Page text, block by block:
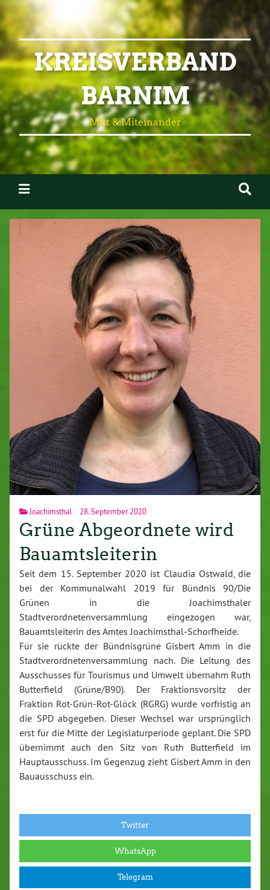
KREISVERBAND
BARNIM
Mut & Miteinander
Joachimsthal 28. September 2020
Grüne Abgeordnete wird
Bauamtsleiterin
Seit dem 15. September 2020 ist Claudia Ostwald, die
bei der Kommunalwahl 2019 für Bündnis 90/Die
Grünen in die Joachimsthaler
Stadtverordnetenversammlung eingezogen war,
Bauamtsleiterin des Amtes Joachimsthal-Schorfheide.
Für sie rückte der Bündnisgrüne Gisbert Amm in die
Stadtverordnetenversammlung nach. Die Leitung des
Ausschusses für Tourismus und Umwelt übernahm Ruth
Butterfield (Grüne/B90). Der Fraktionsvorsitz der
Fraktion Rot-Grün-Rot-Glöck (RGRG) wurde vorfristig an
die SPD abgegeben. Dieser Wechsel war ursprünglich
erst für die Mitte der Legislaturperiode geplant. Die SPD
übernimmt auch den Sitz von Ruth Butterfield im
Hauptausschuss. Im Gegenzug zieht Gisbert Amm in den
Bauausschuss ein.
Twitter
WhatsApp
Telegram